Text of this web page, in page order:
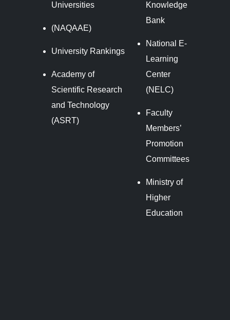
Universities
(NAQAAE)
University Rankings
Academy of
Scientific Research
and Technology
(ASRT)
Knowledge
Bank
National E-
Learning
Center
(NELC)
Faculty
Members’
Promotion
Committees
Ministry of
Higher
Education